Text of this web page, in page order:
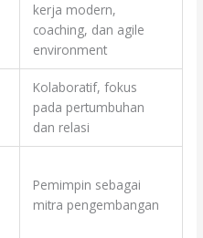
kerja modern,
coaching, dan agile
environment
Kolaboratif, fokus
pada pertumbuhan
dan relasi
Pemimpin sebagai
mitra pengembangan